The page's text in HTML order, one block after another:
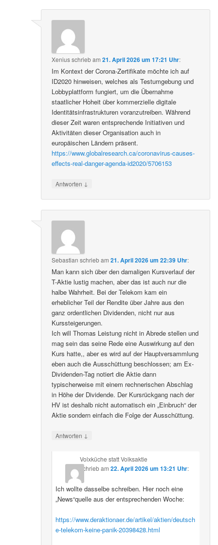
Xeniusschriebam21. April 2026 um 17:21 Uhr:
Im Kontext der Corona-Zertifikate möchte ich auf
ID2020 hinweisen, welches als Testumgebung und
Lobbyplattform fungiert, um die Übernahme
staatlicher Hoheit über kommerzielle digitale
Identitätsinfrastrukturen voranzutreiben. Während
dieser Zeit waren entsprechende Initiativen und
Aktivitäten dieser Organisation auch in
europäischen Ländern präsent.
https://www.globalresearch.ca/coronavirus-causes-
effects-real-danger-agenda-id2020/5706153
Antworten ↓
Sebastian schriebam21. April 2026 um 22:39 Uhr:
Man kann sich über den damaligen Kursverlauf der
T-Aktie lustig machen, aber das ist auch nur die
halbe Wahrheit. Bei der Telekom kam ein
erheblicher Teil der Rendite über Jahre aus den
ganz ordentlichen Dividenden, nicht nur aus
Kurssteigerungen.
Ich will Thomas Leistung nicht in Abrede stellen und
mag sein das seine Rede eine Auswirkung auf den
Kurs hatte,, aber es wird auf der Hauptversammlung
eben auch die Ausschüttung beschlossen; am Ex-
Dividenden-Tag notiert die Aktie dann
typischerweise mit einem rechnerischen Abschlag
in Höhe der Dividende. Der Kursrückgang nach der
HV ist deshalb nicht automatisch ein „Einbruch“ der
Aktie sondern einfach die Folge der Ausschüttung.
Antworten ↓
Volxküche statt Volksaktie
schriebam 22. April 2026 um 13:21 Uhr:
Ich wollte dasselbe schreiben. Hier noch eine
„News“quelle aus der entsprechenden Woche:
https://www.deraktionaer.de/artikel/aktien/deutsch
e-telekom-keine-panik-20398428.html